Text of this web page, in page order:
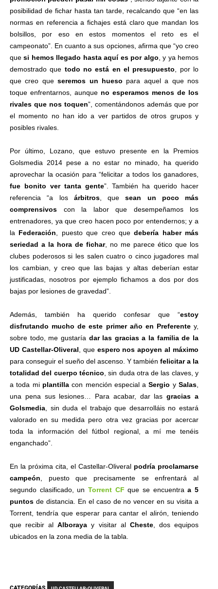
posibilidad de fichar hasta tan tarde, recalcando que “en las
normas en referencia a fichajes está claro que mandan los
bolsillos, por eso en estos momentos el reto es el
campeonato”. En cuanto a sus opciones, afirma que “yo creo
quesi hemos llegado hasta aquí es por algo , y ya hemos
demostrado que todo no está en el presupuesto , por lo
que creo queseremos un hueso para aquel a que nos
toque enfrentarnos, aunque no esperamos menos de los
rivales que nos toquen”, comentándonos además que por
el momento no han ido a ver partidos de otros grupos y
posibles rivales.
Por último, Lozano, que estuvo presente en la Premios
Golsmedia 2014 pese a no estar no minado, ha querido
aprovechar la ocasión para “felicitar a todos los ganadores,
fue bonito ver tanta gente”. También ha querido hacer
referencia “a los árbitros, quesean un poco más
comprensivos con la labor que desempeñamos los
entrenadores, ya que creo hacen poco por entendernos; y a
la Federación , puesto que creo quedebería haber más
seriedad a la hora de fichar, no me parece ético que los
clubes poderosos si les salen cuatro o cinco jugadores mal
los cambian, y creo que las bajas y altas deberían estar
justificadas, nosotros por ejemplo fichamos a dos por dos
bajas por lesiones de gravedad”.
Además, también ha querido confesar que “estoy
disfrutando mucho de este primer año en Preferente y,
sobre todo, me gustaría dar las gracias a la familia de la
UD Castellar-Oliveral , que espero nos apoyen al máximo
para conseguir el sueño del ascenso. Y también felicitar a la
totalidad del cuerpo técnico , sin duda otra de las claves, y
a toda mi plantillacon mención especial aSergio ySalas
una pena sus lesiones… Para acabar, dar lasgracias a
Golsmedia , sin duda el trabajo que desarrolláis no estará
valorado en su medida pero otra vez gracias por acercar
toda la información del fútbol regional, a mí me tenéis
enganchado”.
En la próxima cita, el Castellar-Oliveral podría proclamarse
campeón , puesto que precisamente se enfrentará al
segundo clasificado, un Torrent CF que se encuentraa 5
puntos de distancia. En el caso de no vencer en su visita a
Torrent, tendría que esperar para cantar el alirón, teniendo
que recibir alAlborayay visitar al Cheste, dos equipos
ubicados en la zona media de la tabla.